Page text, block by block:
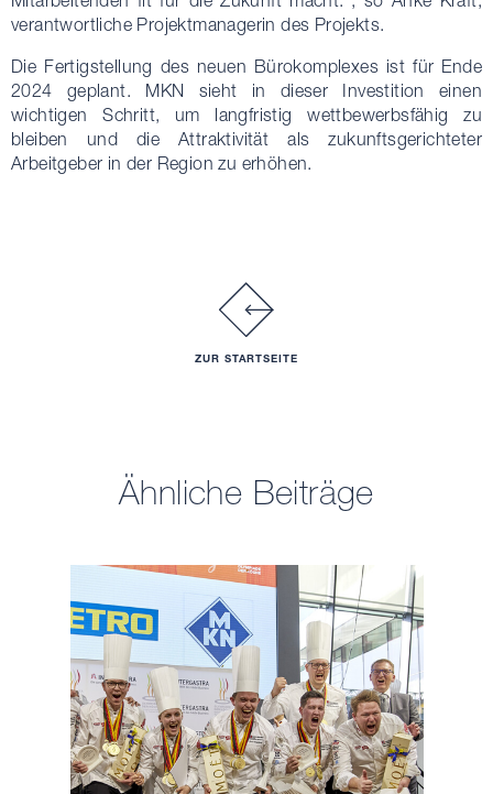
verantwortliche Projektmanagerin des Projekts.
Die Fertigstellung des neuen Bürokomplexes ist für Ende
2024 geplant. MKN sieht in dieser Investition einen
wichtigen Schritt, um langfristig wettbewerbsfähig zu
bleiben und die Attraktivität als zukunftsgerichteter
Arbeitgeber in der Region zu erhöhen.
ZUR STARTSEITE
Ähnliche Beiträge